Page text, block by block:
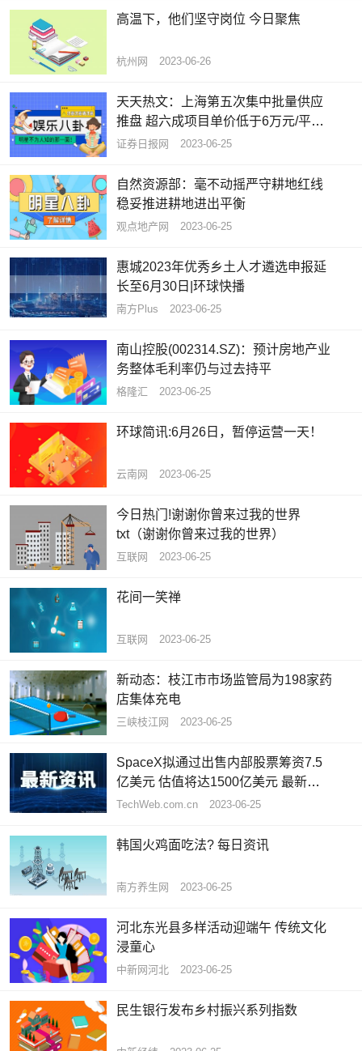
高温下，他们坚守岗位 今日聚焦
杭州网 2023-06-26
天天热文：上海第五次集中批量供应
推盘 超六成项目单价低于6万元/平方
米
证券日报网 2023-06-25
自然资源部：毫不动摇严守耕地红线
稳妥推进耕地进出平衡
观点地产网 2023-06-25
惠城2023年优秀乡土人才遴选申报延
长至6月30日|环球快播
南方Plus 2023-06-25
南山控股(002314.SZ)：预计房地产业
务整体毛利率仍与过去持平
格隆汇 2023-06-25
环球简讯:6月26日，暂停运营一天！
云南网 2023-06-25
今日热门!谢谢你曾来过我的世界
txt（谢谢你曾来过我的世界）
互联网 2023-06-25
花间一笑禅
互联网 2023-06-25
新动态：枝江市市场监管局为198家药
店集体充电
三峡枝江网 2023-06-25
SpaceX拟通过出售内部股票筹资7.5
亿美元 估值将达1500亿美元 最新快
讯
TechWeb.com.cn 2023-06-25
韩国火鸡面吃法? 每日资讯
南方养生网 2023-06-25
河北东光县多样活动迎端午 传统文化
浸童心
中新网河北 2023-06-25
民生银行发布乡村振兴系列指数